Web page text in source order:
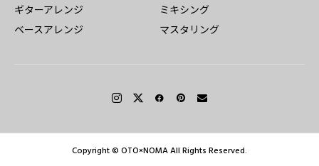
ギターアレンジ
ベースアレンジ
ミキシング
マスタリング
Copyright © OTO×NOMA All Rights Reserved.